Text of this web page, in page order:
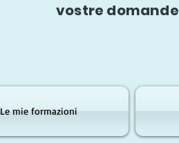
vostre domande
Le mie formazioni